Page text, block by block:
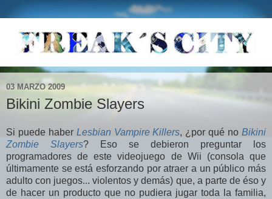
03 MARZO 2009
Bikini Zombie Slayers
Si puede haber Lesbian Vampire Killers, ¿por qué noBikini
Zombie Slayers? Eso se debieron preguntar los
programadores de este videojuego de Wii (consola que
últimamente se está esforzando por atraer a un público más
adulto con juegos... violentos y demás) que, a parte de éso y
de hacer un producto que no pudiera jugar toda la familia,